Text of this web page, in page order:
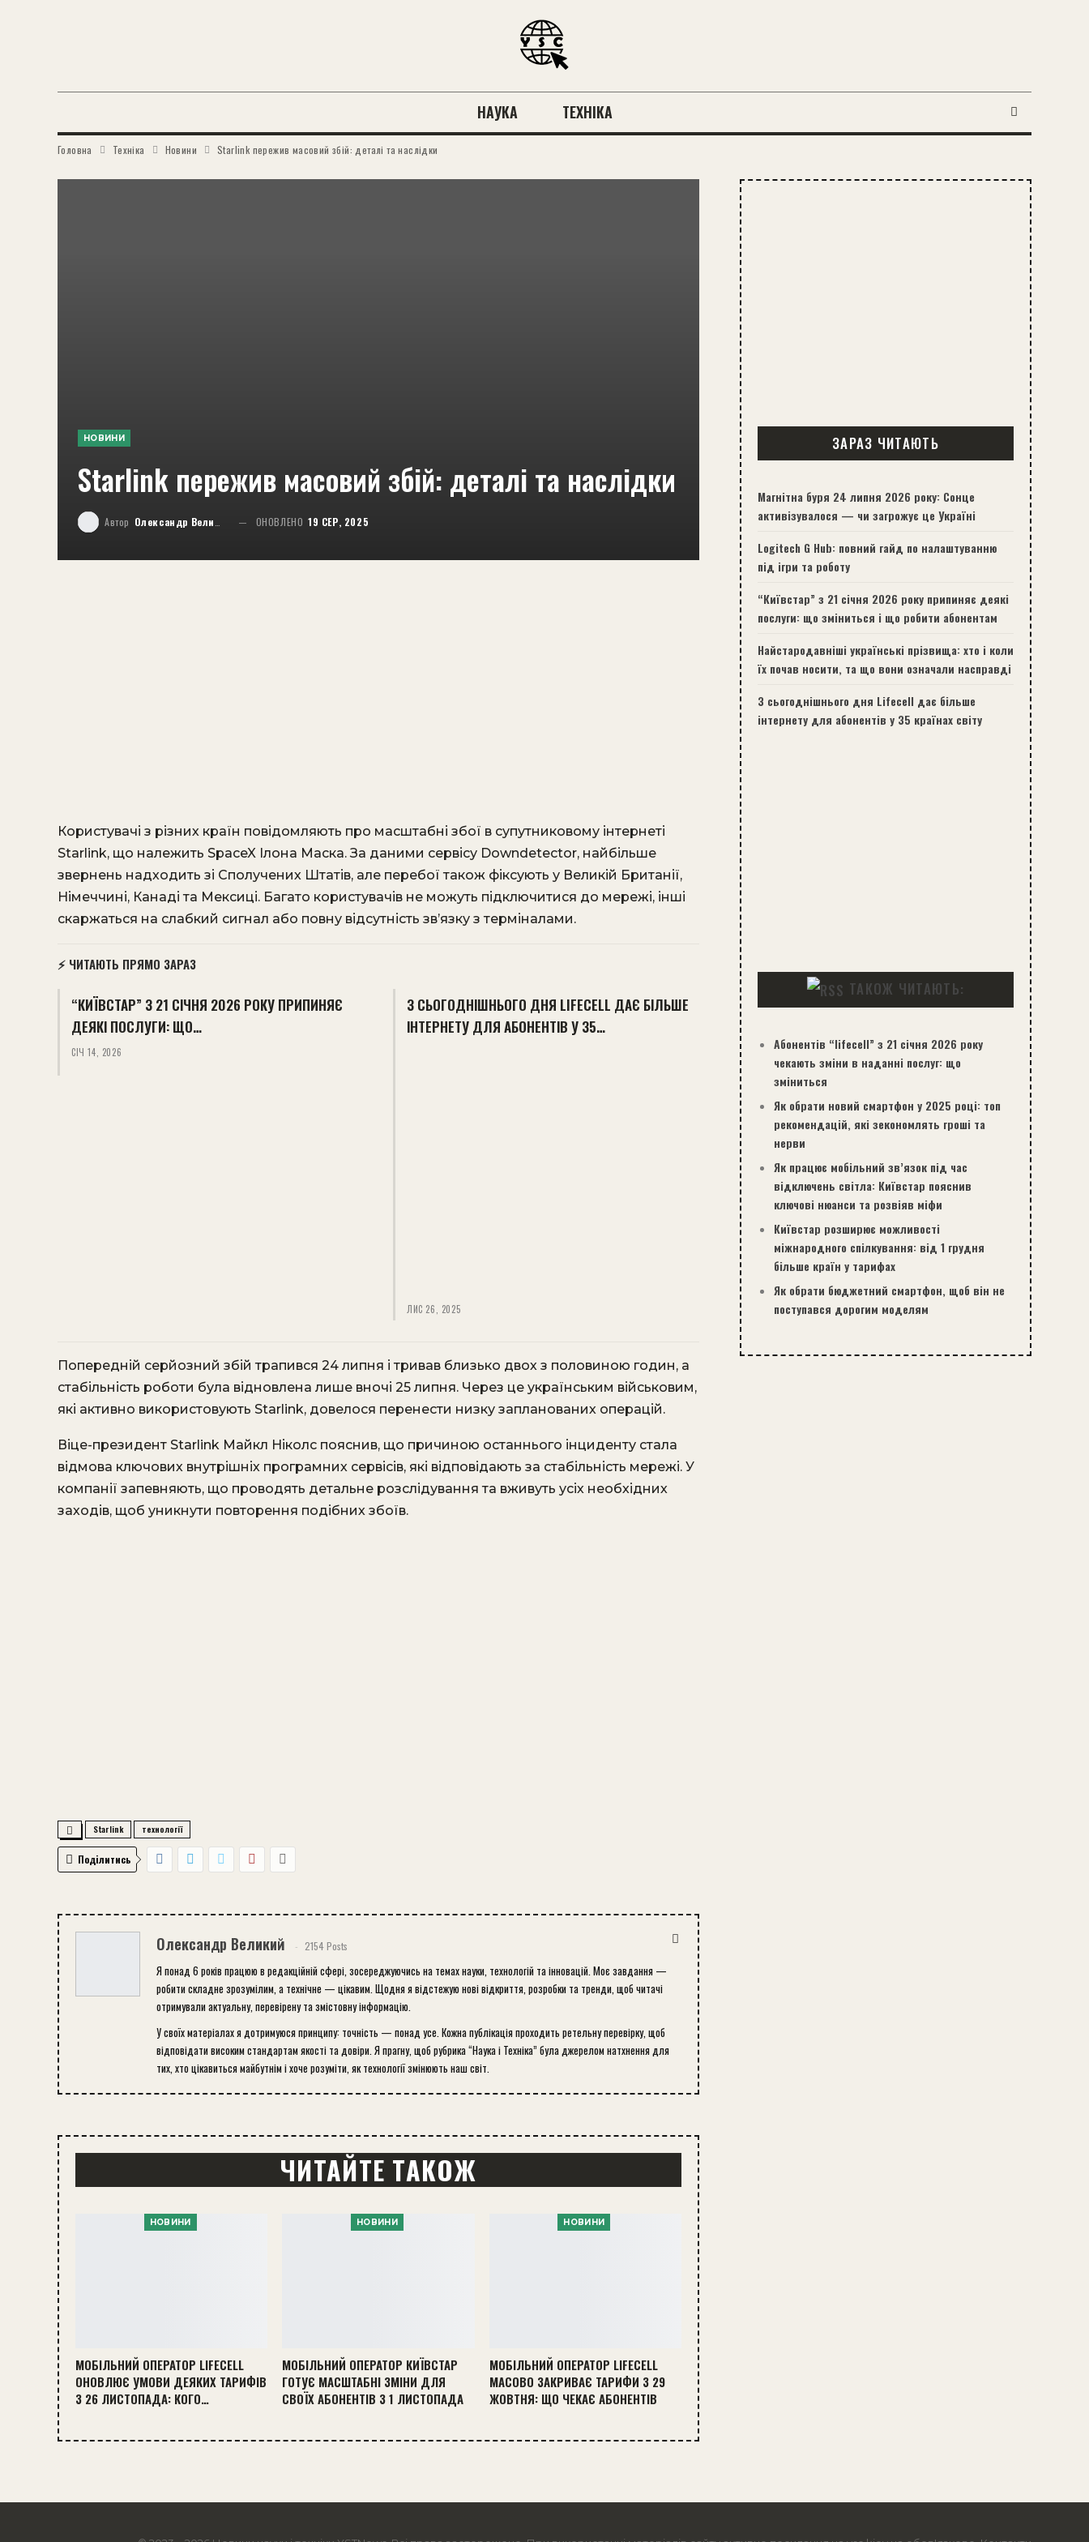
НАУКА ТЕХНІКА
Головна Техніка Новини Starlink пережив масовий збій: деталі та наслідки
НОВИНИ
Starlink пережив масовий збій: деталі та наслідки
Автор Олександр Великий ОНОВЛЕНО 19 СЕР, 2025
Користувачі з різних країн повідомляють про масштабні збої в супутниковому інтернеті
Starlink, що належить SpaceX Ілона Маска. За даними сервісу Downdetector, найбільше
звернень надходить зі Сполучених Штатів, але перебої також фіксують у Великій Британії,
Німеччині, Канаді та Мексиці. Багато користувачів не можуть підключитися до мережі, інші
скаржаться на слабкий сигнал або повну відсутність зв’язку з терміналами.
⚡ ЧИТАЮТЬ ПРЯМО ЗАРАЗ
“КИЇВСТАР” З 21 СІЧНЯ 2026 РОКУ ПРИПИНЯЄ
ДЕЯКІ ПОСЛУГИ: ЩО…
СІЧ 14, 2026
З СЬОГОДНІШНЬОГО ДНЯ LIFECELL ДАЄ БІЛЬШЕ
ІНТЕРНЕТУ ДЛЯ АБОНЕНТІВ У 35…
ЛИС 26, 2025
Попередній серйозний збій трапився 24 липня і тривав близько двох з половиною годин, а
стабільність роботи була відновлена лише вночі 25 липня. Через це українським військовим,
які активно використовують Starlink, довелося перенести низку запланованих операцій.
Віце-президент Starlink Майкл Ніколс пояснив, що причиною останнього інциденту стала
відмова ключових внутрішніх програмних сервісів, які відповідають за стабільність мережі. У
компанії запевняють, що проводять детальне розслідування та вживуть усіх необхідних
заходів, щоб уникнути повторення подібних збоїв.
Starlink технології
Поділитись
Олександр Великий 2154 Posts
Я понад 6 років працюю в редакційній сфері, зосереджуючись на темах науки, технологій та інновацій. Моє завдання —
робити складне зрозумілим, а технічне — цікавим. Щодня я відстежую нові відкриття, розробки та тренди, щоб читачі
отримували актуальну, перевірену та змістовну інформацію.
У своїх матеріалах я дотримуюся принципу: точність — понад усе. Кожна публікація проходить ретельну перевірку, щоб
відповідати високим стандартам якості та довіри. Я прагну, щоб рубрика “Наука і Техніка” була джерелом натхнення для
тих, хто цікавиться майбутнім і хоче розуміти, як технології змінюють наш світ.
ЧИТАЙТЕ ТАКОЖ
НОВИНИ
МОБІЛЬНИЙ ОПЕРАТОР LIFECELL
ОНОВЛЮЄ УМОВИ ДЕЯКИХ ТАРИФІВ
З 26 ЛИСТОПАДА: КОГО…
НОВИНИ
МОБІЛЬНИЙ ОПЕРАТОР КИЇВСТАР
ГОТУЄ МАСШТАБНІ ЗМІНИ ДЛЯ
СВОЇХ АБОНЕНТІВ З 1 ЛИСТОПАДА
НОВИНИ
МОБІЛЬНИЙ ОПЕРАТОР LIFECELL
МАСОВО ЗАКРИВАЄ ТАРИФИ З 29
ЖОВТНЯ: ЩО ЧЕКАЄ АБОНЕНТІВ
ЗАРАЗ ЧИТАЮТЬ
Магнітна буря 24 липня 2026 року: Сонце
активізувалося — чи загрожує це Україні
Logitech G Hub: повний гайд по налаштуванню
під ігри та роботу
“Київстар” з 21 січня 2026 року припиняє деякі
послуги: що зміниться і що робити абонентам
Найстародавніші українські прізвища: хто і коли
їх почав носити, та що вони означали насправді
З сьогоднішнього дня Lifecell дає більше
інтернету для абонентів у 35 країнах світу
ТАКОЖ ЧИТАЮТЬ:
Абонентів “lifecell” з 21 січня 2026 року
чекають зміни в наданні послуг: що
зміниться
Як обрати новий смартфон у 2025 році: топ
рекомендацій, які зекономлять гроші та
нерви
Як працює мобільний зв’язок під час
відключень світла: Київстар пояснив
ключові нюанси та розвіяв міфи
Київстар розширює можливості
міжнародного спілкування: від 1 грудня
більше країн у тарифах
Як обрати бюджетний смартфон, щоб він не
поступався дорогим моделям